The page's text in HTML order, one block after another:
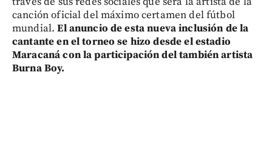
canción oficial del máximo certamen del fútbol
mundial.El anuncio de esta nueva inclusión de la
cantante en el torneo se hizo desde el estadio
Maracaná con la participación del también artista
Burna Boy.